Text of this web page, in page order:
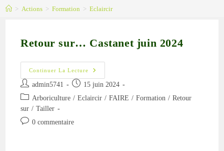
> Actions > Formation > Eclaircir
Retour sur… Castanet juin 2024
Continuer La Lecture
Retour
Sur…
Castanet
2024
Auteur/autrice
de
publication :
admin5741
Publication
publiée :
15 juin 2024
Post
category:
Arboriculture / Eclaircir / FAIRE / Formation / Retour
sur / Tailler
Commentaires
0 commentaire